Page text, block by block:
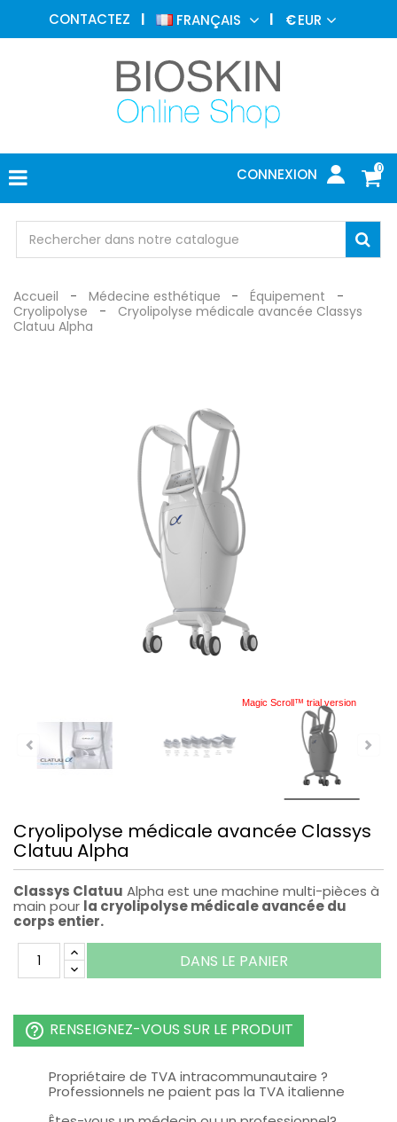
CONTACTEZ FRANÇAIS €EUR
0
CONNEXION
MÉDECINE
ESTHÉTIQUE
DERMATOLOGIE
PHOTOTHÉRAPIE
MÉDICAL
MÉDICAL
PROTECTION
Accueil Médecine esthétique
Équipement
Cryolipolyse
Cryolipolyse médicale avancée Classys
Clatuu Alpha
Magic Scroll™ trial version
Cryolipolyse médicale avancée Classys
Clatuu Alpha
Classys Clatuu Alpha est une machine multi-pièces à
main pour la cryolipolyse médicale avancée du
corps entier.
DANS LE PANIER
help_outline RENSEIGNEZ-VOUS SUR LE PRODUIT
Propriétaire de TVA intracommunautaire ?
Professionnels ne paient pas la TVA italienne